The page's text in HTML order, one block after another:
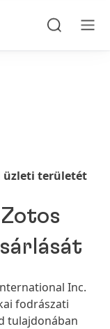
üzleti területét
Inc.
fodrászati
tulajdonában